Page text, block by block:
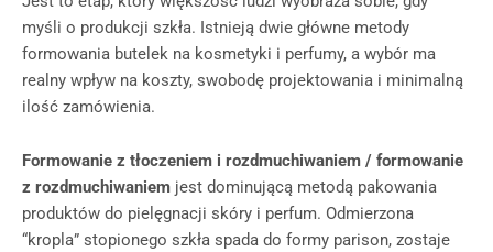
myśli o produkcji szkła. Istnieją dwie główne metody
formowania butelek na kosmetyki i perfumy, a wybór ma
realny wpływ na koszty, swobodę projektowania i minimalną
ilość zamówienia.
Formowanie z tłoczeniem i rozdmuchiwaniem / formowanie
z rozdmuchiwaniem jest dominującą metodą pakowania
produktów do pielęgnacji skóry i perfum. Odmierzona
“kropla” stopionego szkła spada do formy parison, zostaje